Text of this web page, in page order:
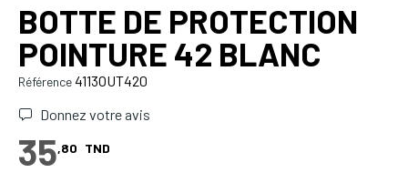
BOTTE DE PROTECTION
POINTURE 42 BLANC
Référence4113OUT420
Donnez votre avis
35,80 TND